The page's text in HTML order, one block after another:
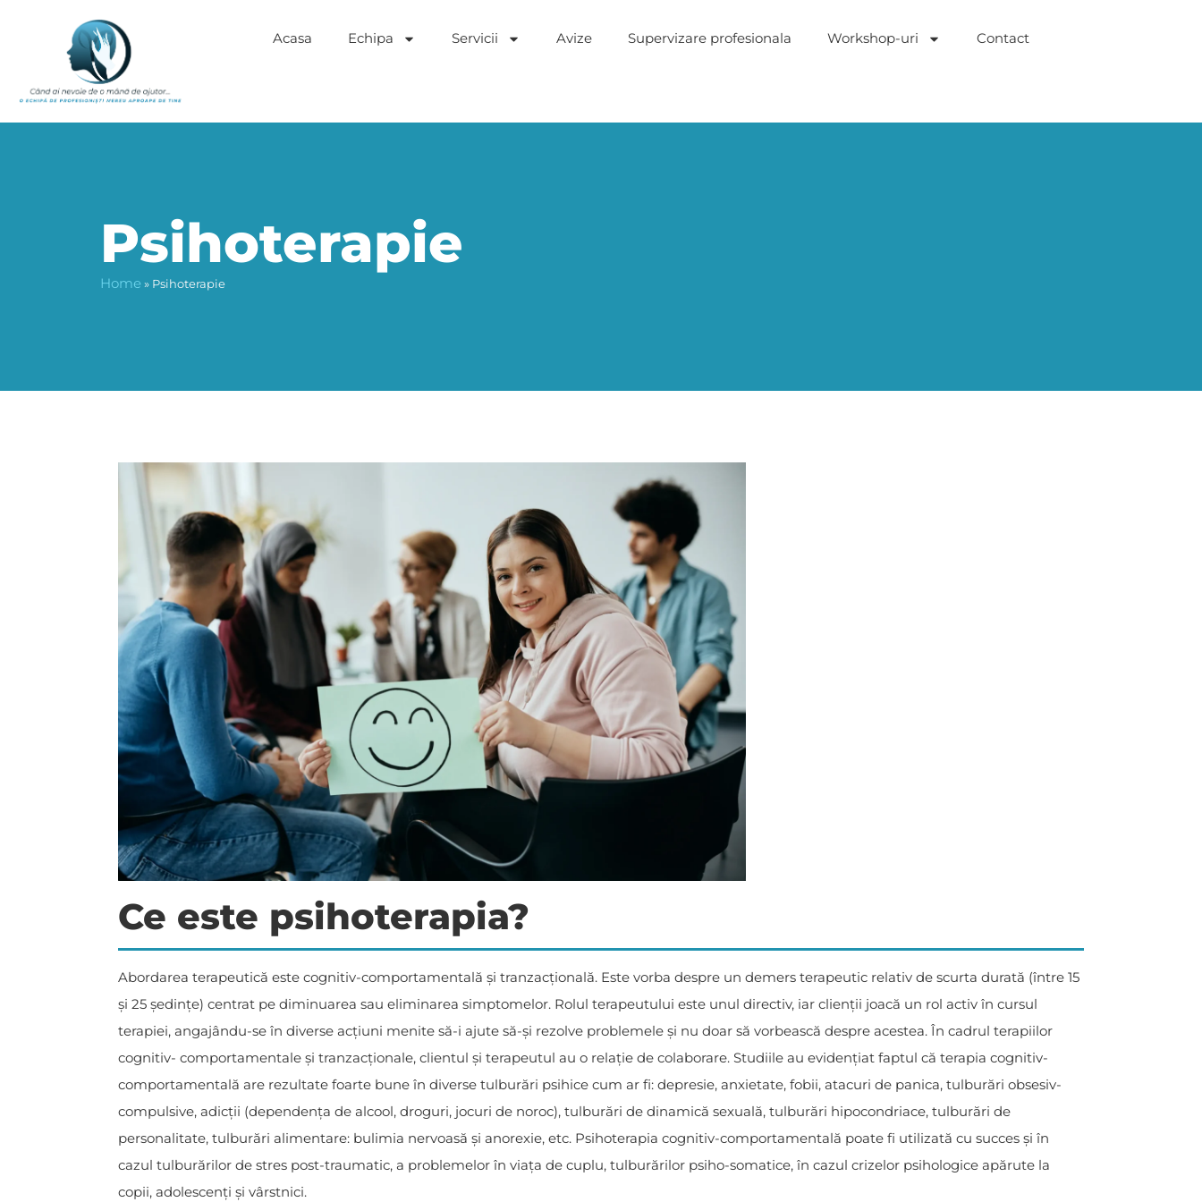
Acasa Echipa Servicii Avize Supervizare profesionala Workshop-uri Contact
Psihoterapie
Home » Psihoterapie
Ce este psihoterapia?
Abordarea terapeutică este cognitiv-comportamentală și tranzacțională. Este vorba despre un demers terapeutic relativ de scurta durată (între 15
și 25 ședințe) centrat pe diminuarea sau eliminarea simptomelor. Rolul terapeutului este unul directiv, iar clienții joacă un rol activ în cursul
terapiei, angajându-se în diverse acțiuni menite să-i ajute să-și rezolve problemele și nu doar să vorbească despre acestea. În cadrul terapiilor
cognitiv- comportamentale și tranzacționale, clientul și terapeutul au o relație de colaborare. Studiile au evidențiat faptul că terapia cognitiv-
comportamentală are rezultate foarte bune în diverse tulburări psihice cum ar fi: depresie, anxietate, fobii, atacuri de panica, tulburări obsesiv-
compulsive, adicții (dependența de alcool, droguri, jocuri de noroc), tulburări de dinamică sexuală, tulburări hipocondriace, tulburări de
personalitate, tulburări alimentare: bulimia nervoasă și anorexie, etc. Psihoterapia cognitiv-comportamentală poate fi utilizată cu succes și în
cazul tulburărilor de stres post-traumatic, a problemelor în viața de cuplu, tulburărilor psiho-somatice, în cazul crizelor psihologice apărute la
copii, adolescenți și vârstnici.